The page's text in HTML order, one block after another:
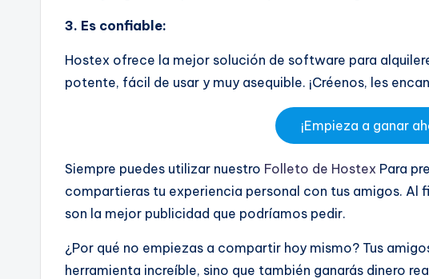
3. Es confiable:
Hostex ofrece la mejor solución de software para
potente, fácil de usar y muy asequible. ¡Créenos, les
¡Empieza a ganar
Siempre puedes utilizar nuestro Folleto de Hostex Para
compartieras tu experiencia personal con tus amigos. Al
son la mejor publicidad que podríamos pedir.
¿Por qué no empiezas a compartir hoy mismo? Tus
herramienta increíble, sino que también ganarás dinero